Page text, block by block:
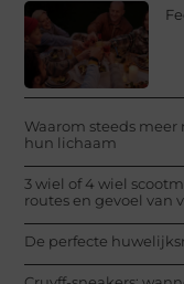
Waarom steeds
hun lichaam
3 wiel of 4 wiel
routes en gevoel van
De perfecte